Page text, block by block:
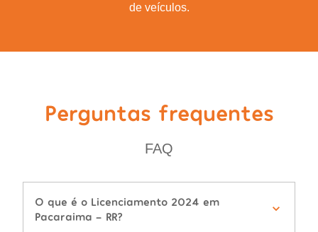
de veículos.
Perguntas frequentes
FAQ
O que é o Licenciamento 2024 em
Pacaraima - RR?